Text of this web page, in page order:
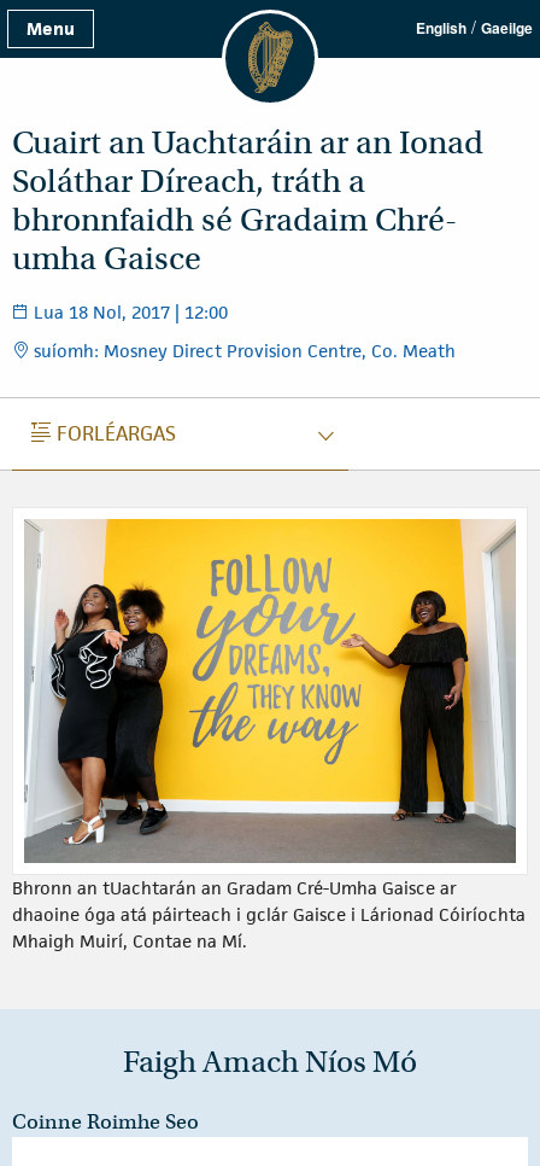
Menu English / Gaeilge
Cuairt an Uachtaráin ar an Ionad
Soláthar Díreach, tráth a
bhronnfaidh sé Gradaim Chré-
umha Gaisce
Lua 18 Nol, 2017 | 12:00
suíomh: Mosney Direct Provision Centre, Co. Meath
FORLÉARGAS
FORLÉARGAS
Bhronn an tUachtarán an Gradam Cré-Umha Gaisce ar
dhaoine óga atá páirteach i gclár Gaisce i Lárionad Cóiríochta
Mhaigh Muirí, Contae na Mí.
Faigh Amach Níos Mó
Coinne Roimhe Seo